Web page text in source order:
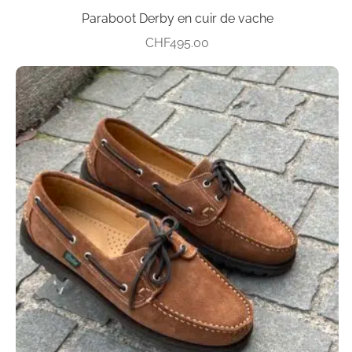
Paraboot Derby en cuir de vache
CHF495.00
Ce
produit
a
plusieurs
variations.
Les
options
peuvent
être
choisies
sur
la
page
du